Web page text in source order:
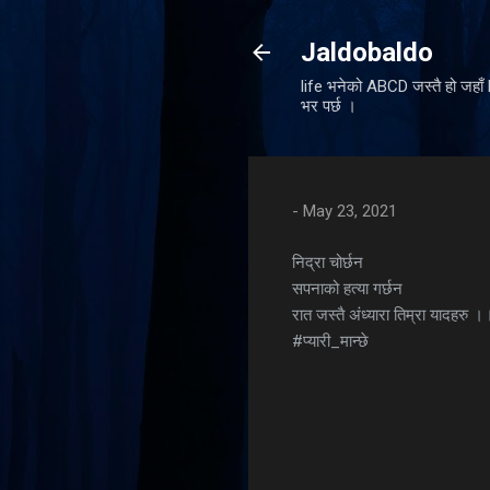
Jaldobaldo
life भनेको ABCD जस्तै हो
भर पर्छ ।
- May 23, 2021
निद्रा चोर्छन
सपनाको हत्या गर्छन
रात जस्तै अंध्यारा तिम्रा यादहरु ।।
#प्यारी_मान्छे